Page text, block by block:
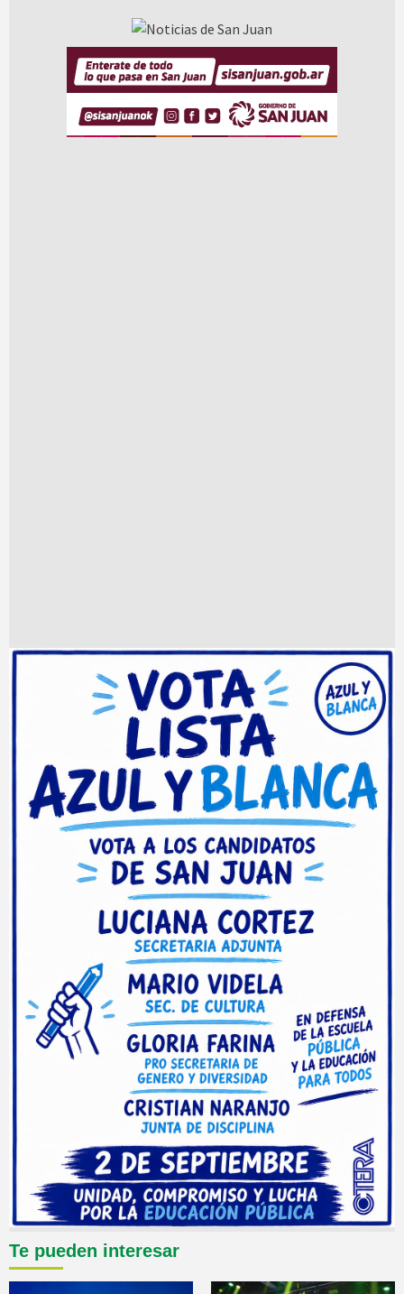
Te pueden interesar